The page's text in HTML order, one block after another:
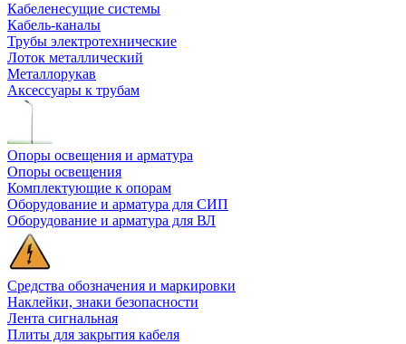
Кабеленесущие системы
Кабель-каналы
Трубы электротехнические
Лоток металлический
Металлорукав
Аксессуары к трубам
Опоры освещения и арматура
Опоры освещения
Комплектующие к опорам
Оборудование и арматура для СИП
Оборудование и арматура для ВЛ
Средства обозначения и маркировки
Наклейки, знаки безопасности
Лента сигнальная
Плиты для закрытия кабеля